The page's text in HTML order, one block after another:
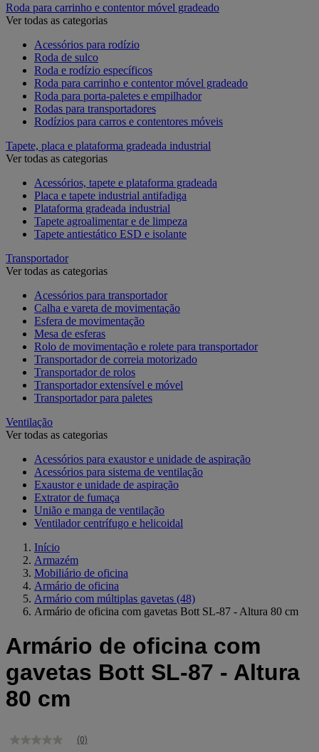
Roda para carrinho e contentor móvel gradeado
Ver todas as categorias
Acessórios para rodízio
Roda de sulco
Roda e rodízio específicos
Roda para carrinho e contentor móvel gradeado
Roda para porta-paletes e empilhador
Rodas para transportadores
Rodízios para carros e contentores móveis
Tapete, placa e plataforma gradeada industrial
Ver todas as categorias
Acessórios, tapete e plataforma gradeada
Placa e tapete industrial antifadiga
Plataforma gradeada industrial
Tapete agroalimentar e de limpeza
Tapete antiestático ESD e isolante
Transportador
Ver todas as categorias
Acessórios para transportador
Calha e vareta de movimentação
Esfera de movimentação
Mesa de esferas
Rolo de movimentação e rolete para transportador
Transportador de correia motorizado
Transportador de rolos
Transportador extensível e móvel
Transportador para paletes
Ventilação
Ver todas as categorias
Acessórios para exaustor e unidade de aspiração
Acessórios para sistema de ventilação
Exaustor e unidade de aspiração
Extrator de fumaça
União e manga de ventilação
Ventilador centrífugo e helicoidal
Início
Armazém
Mobiliário de oficina
Armário de oficina
Armário com múltiplas gavetas (48)
Armário de oficina com gavetas Bott SL-87 - Altura 80 cm
Armário de oficina com
gavetas Bott SL-87 - Altura
80 cm
Sem
(0)